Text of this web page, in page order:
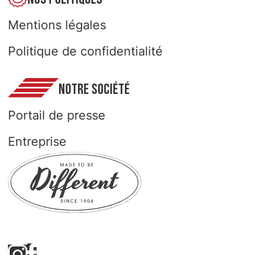
Mentions légales
Politique de confidentialité
NOTRE SOCIÉTÉ
Portail de presse
Entreprise